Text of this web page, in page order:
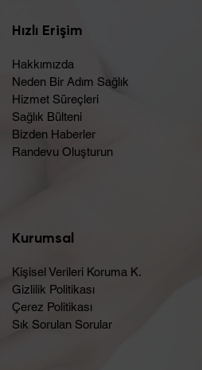
Hızlı Erişim
Hakkımızda
Neden Bir Adım Sağlık
Hizmet Süreçleri
Sağlık Bülteni
Bizden Haberler
Randevu Oluşturun​
Kurumsal
Kişisel Verileri Koruma K.
Gizlilik Politikası
Çerez Politikası
Sık Sorulan Sorular